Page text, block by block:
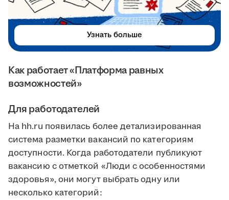
Как работает «Платформа равных
возможностей»
Для работодателей
На hh.ru появилась более детализированная
система разметки вакансий по категориям
доступности. Когда работодатели публикуют
вакансию с отметкой «Люди с особенностями
здоровья», они могут выбрать одну или
несколько категорий:
Узнать больше